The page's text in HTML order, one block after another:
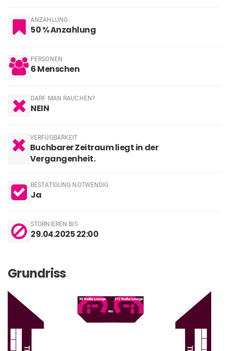
ANZAHLUNG
50 % Anzahlung
PERSONEN
6Menschen
DARF MAN RAUCHEN?
NEIN
VERFÜGBARKEIT
Buchbarer Zeitraum liegt in der
Vergangenheit.
BESTÄTIGUNG NOTWENDIG
Ja
STORNIEREN BIS
29.04.2025 22:00
Grundriss